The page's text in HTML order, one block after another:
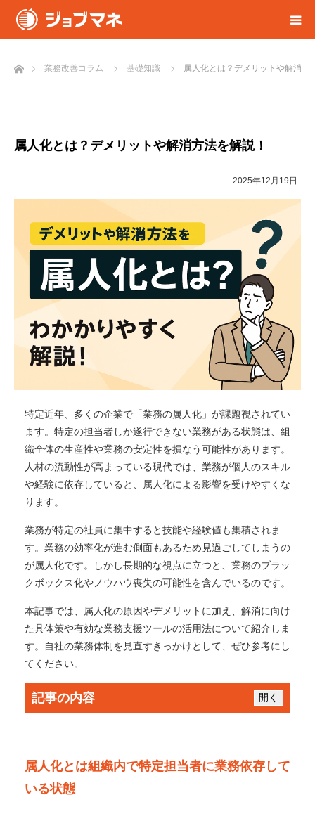
ホーム業務改善コラム 基礎知識 属人化とは？デメリットや解消方
属人化とは？デメリットや解消方法を解説！
2025年12月19日
特定近年、多くの企業で「業務の属人化」が課題視されてい
ます。特定の担当者しか遂行できない業務がある状態は、組
織全体の生産性や業務の安定性を損なう可能性があります。
人材の流動性が高まっている現代では、業務が個人のスキル
や経験に依存していると、属人化による影響を受けやすくな
ります。
業務が特定の社員に集中すると技能や経験値も集積されま
す。業務の効率化が進む側面もあるため見過ごしてしまうの
が属人化です。しかし長期的な視点に立つと、業務のブラッ
クボックス化やノウハウ喪失の可能性を含んでいるのです。
本記事では、属人化の原因やデメリットに加え、解消に向け
た具体策や有効な業務支援ツールの活用法について紹介しま
す。自社の業務体制を見直すきっかけとして、ぜひ参考にし
てください。
記事の内容 開く
属人化とは組織内で特定担当者に業務依存して
いる状態